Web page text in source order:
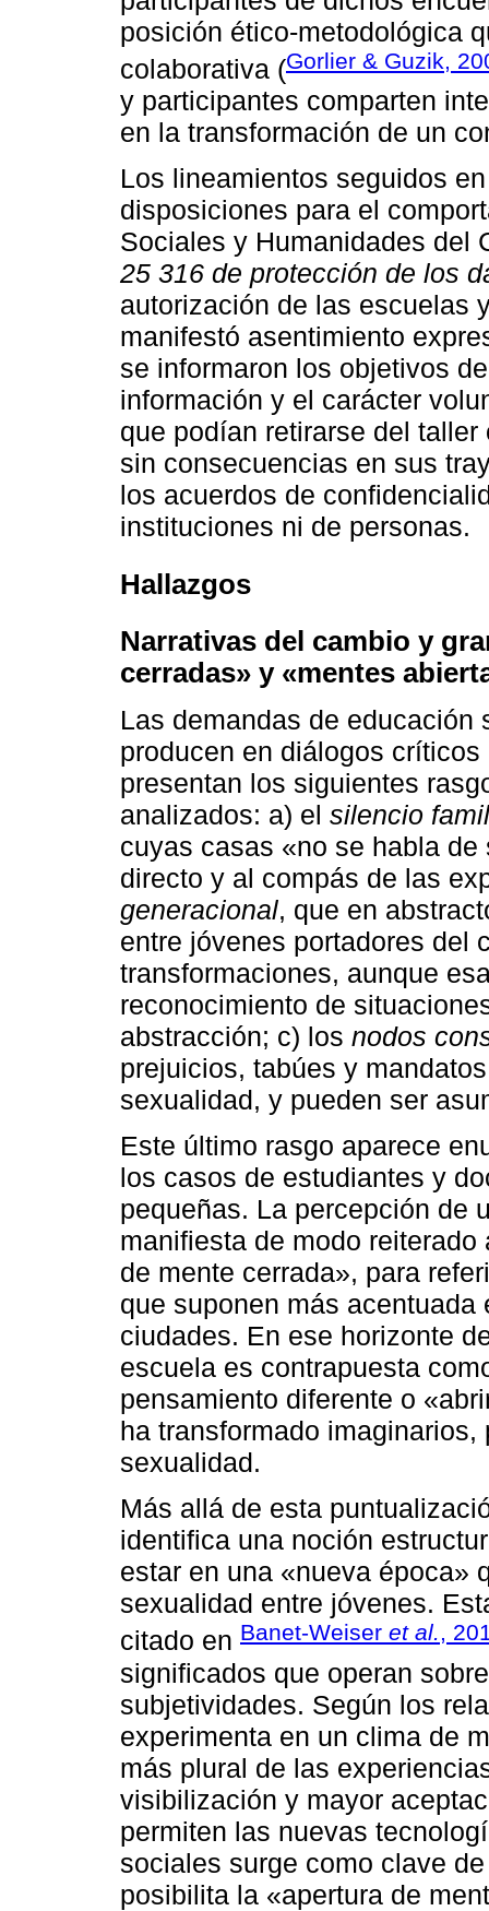
posición ético-metodológica
colaborativa (Gorlier & Guzik,
y participantes comparten
en la transformación de un
Los lineamientos seguidos
disposiciones para el
Sociales y Humanidades del
25 316 de protección de los
autorización de las escuelas
manifestó asentimiento
se informaron los objetivos
información y el carácter
que podían retirarse del
sin consecuencias en sus
los acuerdos de
instituciones ni de personas.
Hallazgos
Narrativas del cambio y
cerradas» y «mentes
Las demandas de
producen en diálogos
presentan los siguientes
analizados: a) el silencio
cuyas casas «no se habla
directo y al compás de las
generacional, que en
entre jóvenes portadores del
transformaciones, aunque
reconocimiento de
abstracción; c) los nodos
prejuicios, tabúes y
sexualidad, y pueden ser
Este último rasgo aparece
los casos de estudiantes y
pequeñas. La percepción de
manifiesta de modo
de mente cerrada», para
que suponen más
ciudades. En ese horizonte
escuela es contrapuesta
pensamiento diferente o
ha transformado
sexualidad.
Más allá de esta
identifica una noción
estar en una «nueva época»
sexualidad entre jóvenes.
citado en Banet-Weiser et al.,
significados que operan
subjetividades. Según los
experimenta en un clima de
más plural de las
visibilización y mayor
permiten las nuevas
sociales surge como clave
posibilita la «apertura de